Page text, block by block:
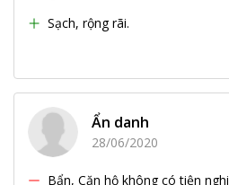
Sạch, rộng rãi.
Ẩn danh
28/06/2020
Bẩn, Căn hộ không có tiện nghi